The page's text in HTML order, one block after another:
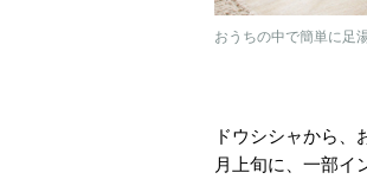
おうちの中で簡単に足
ドウシシャから
月上旬に、一部イ